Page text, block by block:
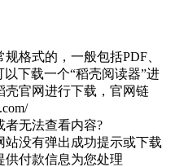
格式的，一般包括PDF、
以下载一个“稻壳阅读器”进
壳官网进行下载，官网链
者无法查看内容?
没有弹出成功提示或下载
供付款信息为您处理